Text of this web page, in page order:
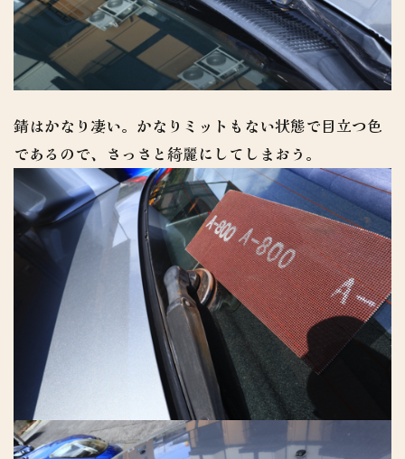
錆はかなり凄い。かなりミットもない状態で目立つ色
であるので、さっさと綺麗にしてしまおう。